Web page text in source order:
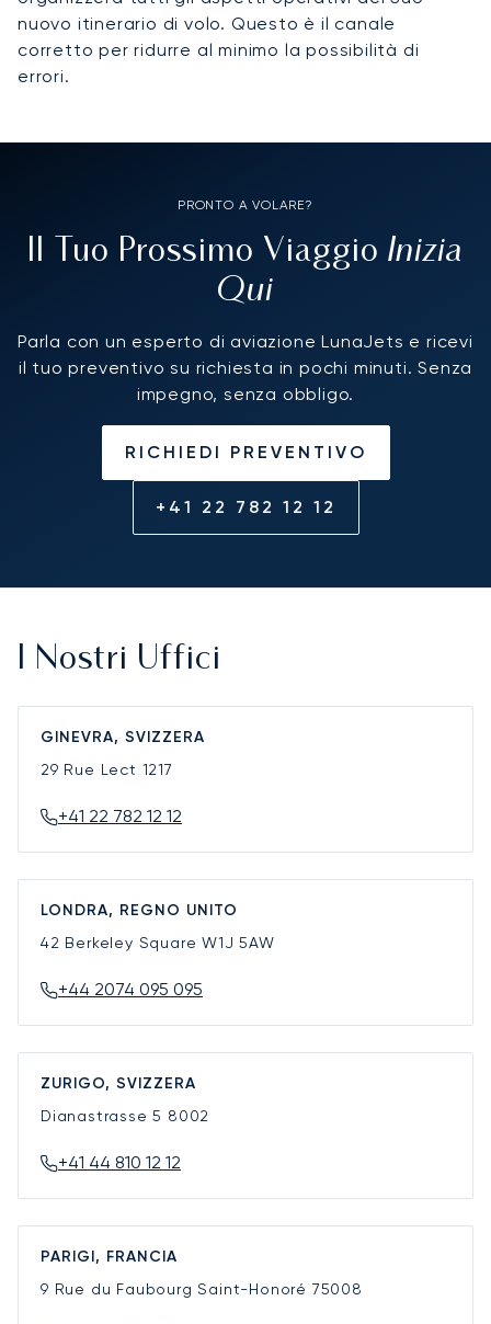
nuovo itinerario di volo. Questo è il canale
corretto per ridurre al minimo la possibilità di
errori.
PRONTO A VOLARE?
Il Tuo Prossimo Viaggio Inizia
Qui
Parla con un esperto di aviazione LunaJets e ricevi
il tuo preventivo su richiesta in pochi minuti. Senza
impegno, senza obbligo.
RICHIEDI PREVENTIVO
+41 22 782 12 12
I Nostri Uffici
GINEVRA, SVIZZERA
29 Rue Lect 1217
+41 22 782 12 12
LONDRA, REGNO UNITO
42 Berkeley SquareW1J 5AW
+44 2074 095 095
ZURIGO, SVIZZERA
Dianastrasse 5 8002
+41 44 810 12 12
PARIGI, FRANCIA
9 Rue du Faubourg Saint-Honoré 75008